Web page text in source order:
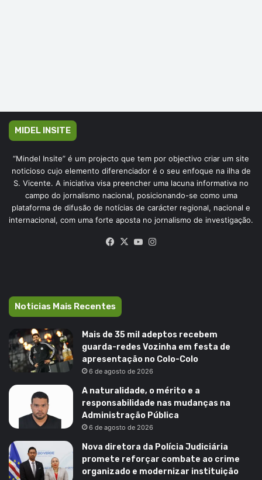
MIDEL INSITE
“Mindel Insite” é um projecto que tem por objectivo criar um site
noticioso cujo elemento diferenciador é o seu enfoque na ilha de
S. Vicente. A iniciativa visa preencher uma lacuna informativa no
campo do jornalismo nacional, posicionando-se como uma
plataforma de difusão de notícias de carácter regional, nacional e
internacional, com uma forte aposta no jornalismo de investigação.
Facebook
X YouTube
Noticias Mais Recentes
Mais de 35 mil adeptos recebem
guarda-redes Vozinha em festa de
apresentação no Colo-Colo
6 de agosto de 2026
A naturalidade, o mérito e a
responsabilidade nas mudanças na
Administração Pública
6 de agosto de 2026
Nova diretora da Polícia Judiciária
promete reforçar combate ao crime
organizado e modernizar instituição